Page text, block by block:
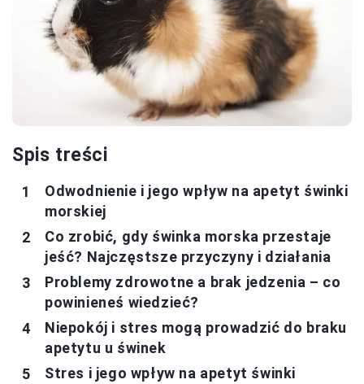
Spis treści
Odwodnienie i jego wpływ na apetyt świnki
morskiej
Co zrobić, gdy świnka morska przestaje
jeść? Najczęstsze przyczyny i działania
Problemy zdrowotne a brak jedzenia – co
powinieneś wiedzieć?
Niepokój i stres mogą prowadzić do braku
apetytu u świnek
Stres i jego wpływ na apetyt świnki